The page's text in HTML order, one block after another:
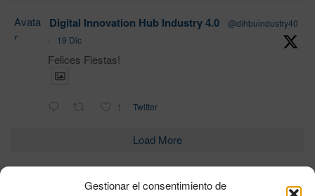
Gestionar el consentimiento de
Avata
r
Digital Innovation Hub Industry 4.0
@dihbuindustry40
·
19 Dic
Felices Fiestas!
1 Twitter
Load More